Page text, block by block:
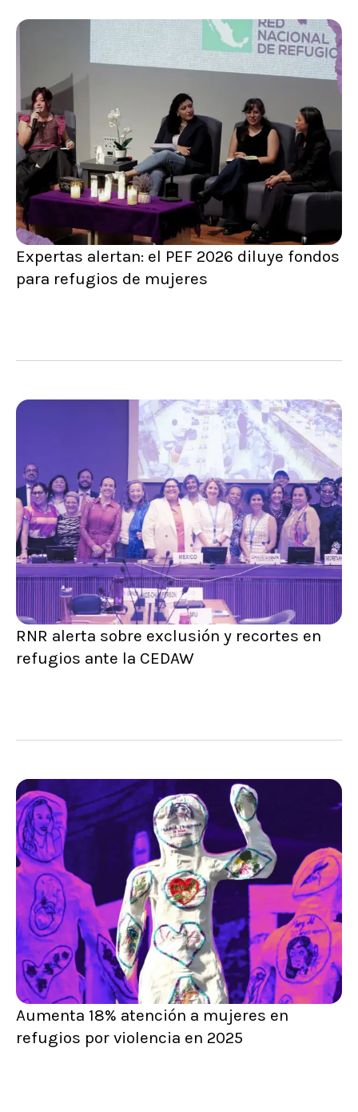
Expertas alertan: el PEF 2026 diluye fondos
para refugios de mujeres
RNR alerta sobre exclusión y recortes en
refugios ante la CEDAW
Aumenta 18% atención a mujeres en
refugios por violencia en 2025